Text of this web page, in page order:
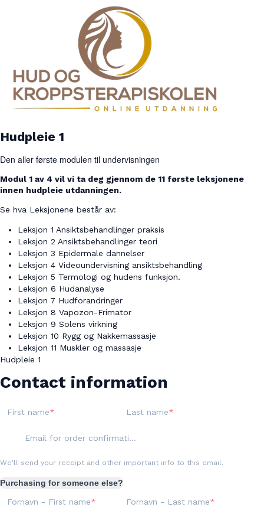
Hudpleie 1
Den aller første modulen til undervisningen
Modul 1 av 4 vil vi ta deg gjennom de 11 første leksjonene
innen hudpleie utdanningen.
Se hva Leksjonene består av:
Leksjon 1 Ansiktsbehandlinger praksis
Leksjon 2 Ansiktsbehandlinger teori
Leksjon 3 Epidermale dannelser
Leksjon 4 Videoundervisning ansiktsbehandling
Leksjon 5 Termologi og hudens funksjon.
Leksjon 6 Hudanalyse
Leksjon 7 Hudforandringer
Leksjon 8 Vapozon-Frimator
Leksjon 9 Solens virkning
Leksjon 10 Rygg og Nakkemassasje
Leksjon 11 Muskler og massasje
Hudpleie 1
Contact information
First name Last name
Email for order confirmation
We'll send your receipt and other important info to this email.
Purchasing for someone else?
Fornavn - First name
Fornavn - Last name